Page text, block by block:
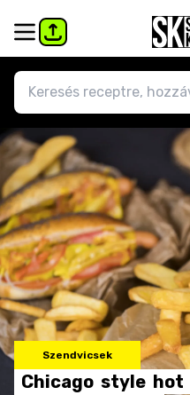
Szendvicsek
Chicago style hot